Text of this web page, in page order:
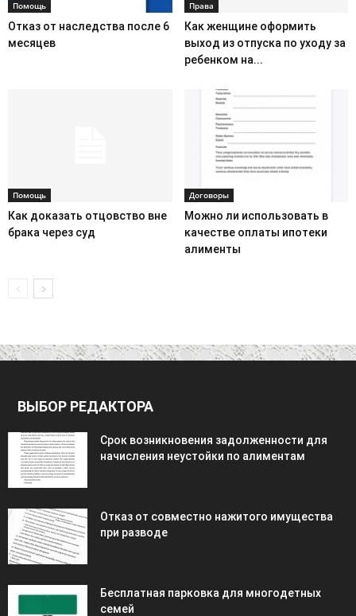
Помощь
Отказ от наследства после 6
месяцев
Права
Как женщине оформить
выход из отпуска по уходу за
ребенком на...
Помощь
Как доказать отцовство вне
брака через суд
Договоры
Можно ли использовать в
качестве оплаты ипотеки
алименты
ВЫБОР РЕДАКТОРА
Срок возникновения задолженности для
начисления неустойки по алиментам
Отказ от совместно нажитого имущества
при разводе
Бесплатная парковка для многодетных
семей